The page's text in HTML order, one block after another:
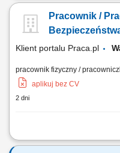
ewidencji wydarzeń i
obchodów terenu zapisywanie
Pracownik /
Klient portalu Praca.pl
pracownik fizyczny /
aplikuj bez CV
2 dni
Zapewnienie stałego nadzoru